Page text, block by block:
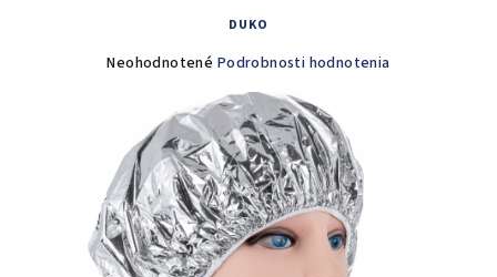
DUKO
Priemerné
0,0
z
5
hviezdičiek.
Neohodnotené Podrobnosti hodnotenia